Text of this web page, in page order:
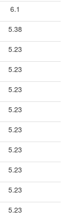
6.1
5.38
5.23
5.23
5.23
5.23
5.23
5.23
5.23
5.23
5.23